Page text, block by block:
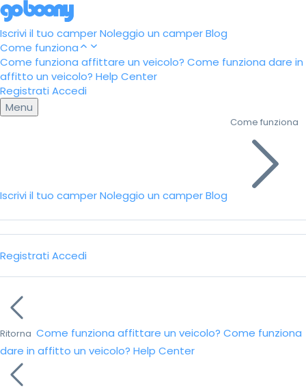
Iscrivi il tuo camperNoleggio un camperBlog
Come funziona
Come funziona affittare un veicolo? Come funziona dare in
affitto un veicolo? Help Center
Registrati Accedi
Menu
Iscrivi il tuo camperNoleggio un camperBlog
Come funziona
Registrati Accedi
Ritorna Come funziona affittare un veicolo? Come funziona
dare in affitto un veicolo? Help Center